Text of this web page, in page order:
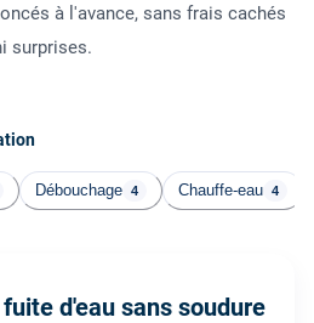
à l'avance, sans frais cachés
surprises.
Débouchage 4 Chauffe-eau 4
d'eau sans soudure